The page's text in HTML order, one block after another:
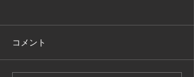
コメント